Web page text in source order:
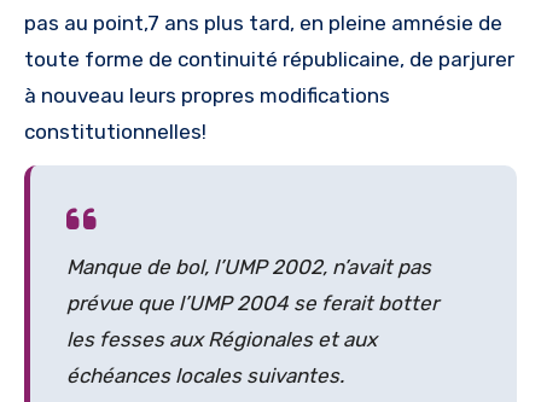
pas au point,7 ans plus tard, en pleine amnésie de
toute forme de continuité républicaine, de parjurer
à nouveau leurs propres modifications
constitutionnelles!
Manque de bol, l’UMP 2002, n’avait pas
prévue que l’UMP 2004 se ferait botter
les fesses aux Régionales et aux
échéances locales suivantes.